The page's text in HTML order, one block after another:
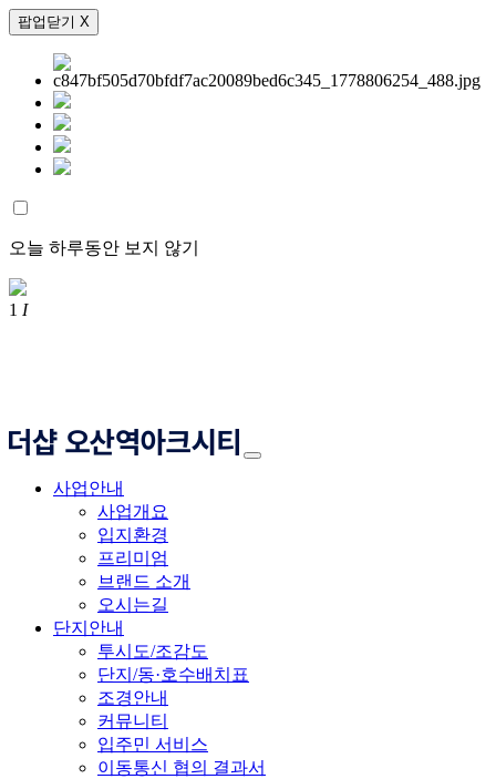
팝업닫기 X
오늘 하루동안 보지 않기
1 I
사업안내
사업개요
입지환경
프리미엄
브랜드 소개
오시는길
단지안내
투시도/조감도
단지/동·호수배치표
조경안내
커뮤니티
입주민 서비스
이동통신 협의 결과서